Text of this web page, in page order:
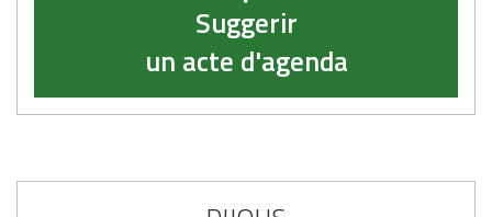
Suggerir
un acte d'agenda